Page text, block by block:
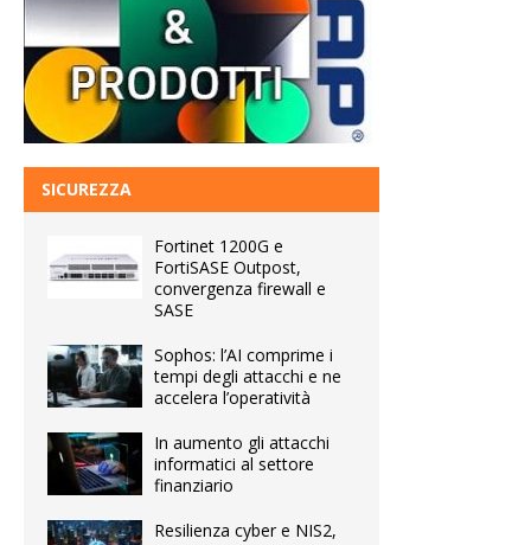
SICUREZZA
Fortinet 1200G e
FortiSASE Outpost,
convergenza firewall e
SASE
Sophos: l’AI comprime i
tempi degli attacchi e ne
accelera l’operatività
In aumento gli attacchi
informatici al settore
finanziario
Resilienza cyber e NIS2,